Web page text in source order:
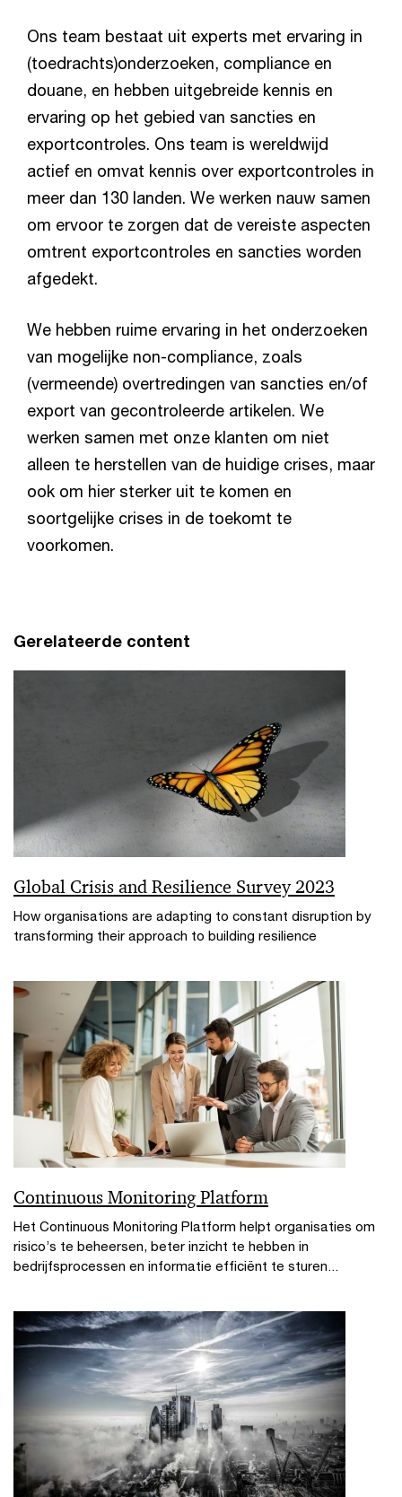
Ons team bestaat uit experts met ervaring in
(toedrachts)onderzoeken, compliance en
douane, en hebben uitgebreide kennis en
ervaring op het gebied van sancties en
exportcontroles. Ons team is wereldwijd
actief en omvat kennis over exportcontroles in
meer dan 130 landen. We werken nauw samen
om ervoor te zorgen dat de vereiste aspecten
omtrent exportcontroles en sancties worden
afgedekt.
We hebben ruime ervaring in het onderzoeken
van mogelijke non-compliance, zoals
(vermeende) overtredingen van sancties en/of
export van gecontroleerde artikelen. We
werken samen met onze klanten om niet
alleen te herstellen van de huidige crises, maar
ook om hier sterker uit te komen en
soortgelijke crises in de toekomt te
voorkomen.
Gerelateerde content
Global Crisis and Resilience Survey 2023
How organisations are adapting to constant disruption by
transforming their approach to building resilience
Continuous Monitoring Platform
Het Continuous Monitoring Platform helpt organisaties om
risico’s te beheersen, beter inzicht te hebben in
bedrijfsprocessen en informatie efficiënt te sturen...